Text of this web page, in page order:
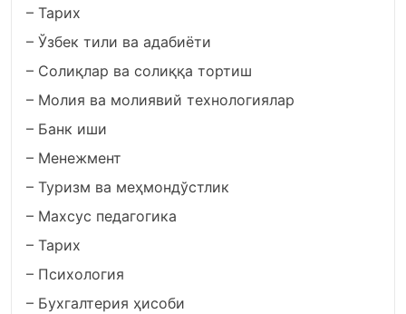
– Тарих
– Ўзбек тили ва адабиёти
– Солиқлар ва солиққа тортиш
– Молия ва молиявий технологиялар
– Банк иши
– Менежмент
– Туризм ва меҳмондўстлик
– Махсус педагогика
– Тарих
– Психология
– Бухгалтерия ҳисоби